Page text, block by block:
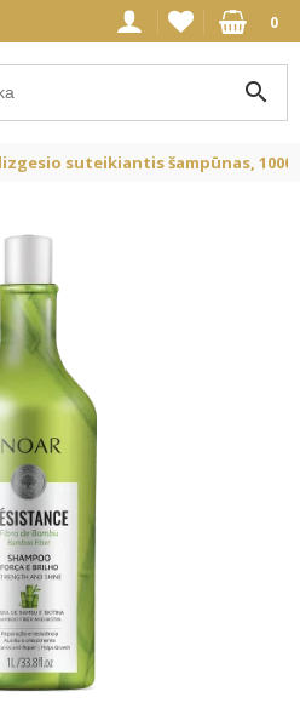
0
search
suteikiantis šampūnas, 1000